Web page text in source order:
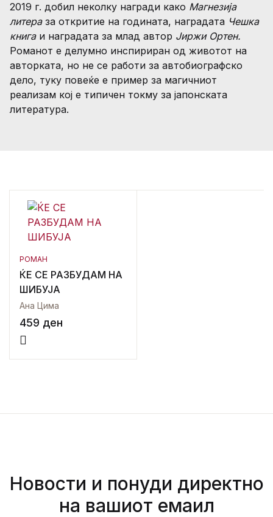
2019 г. добил неколку награди како Магнезија
литераза откритие на годината, наградата Чешка
книгаи наградата за млад автор Јиржи Ортен.
Романот е делумно инспириран од животот на
авторката, но не се работи за автобиографско
дело, туку повеќе е пример за магичниот
реализам кој е типичен токму за јапонската
литература.
РОМАН
ЌЕ СЕ РАЗБУДАМ НА
ШИБУЈА
Ана Цима
459 ден
Новости и понуди директно
на вашиот емаил